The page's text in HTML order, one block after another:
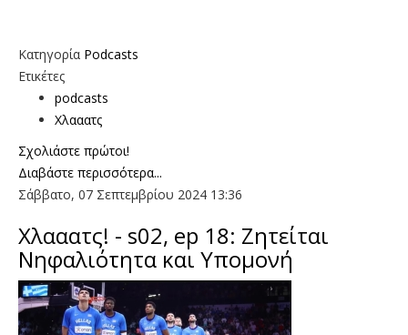
Κατηγορία Podcasts
Ετικέτες
podcasts
Χλααατς
Σχολιάστε πρώτοι!
Διαβάστε περισσότερα...
Σάββατο, 07 Σεπτεμβρίου 2024 13:36
Χλααατς! - s02, ep 18: Ζητείται
Νηφαλιότητα και Υπομονή